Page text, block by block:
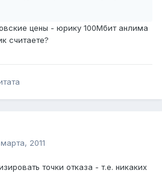
цены - юрику 100Мбит анлима
считаете?
марта, 2011
точки отказа - т.е. никаких